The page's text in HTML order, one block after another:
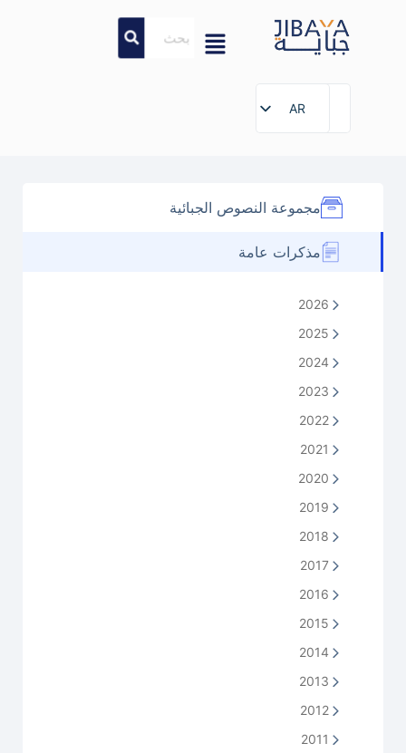
AR
مجموعة النصوص الجبائية
مذكرات عامة
2026
2025
2024
2023
2022
2021
2020
2019
2018
2017
2016
2015
2014
2013
2012
2011